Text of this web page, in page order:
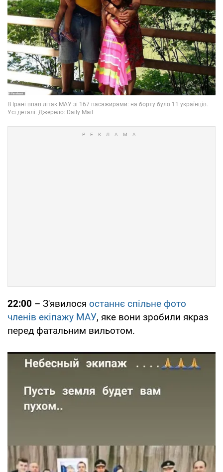
22:00 – З'явилося останнє спільне фото
членів екіпажу МАУ, яке вони зробили якраз
перед фатальним вильотом.